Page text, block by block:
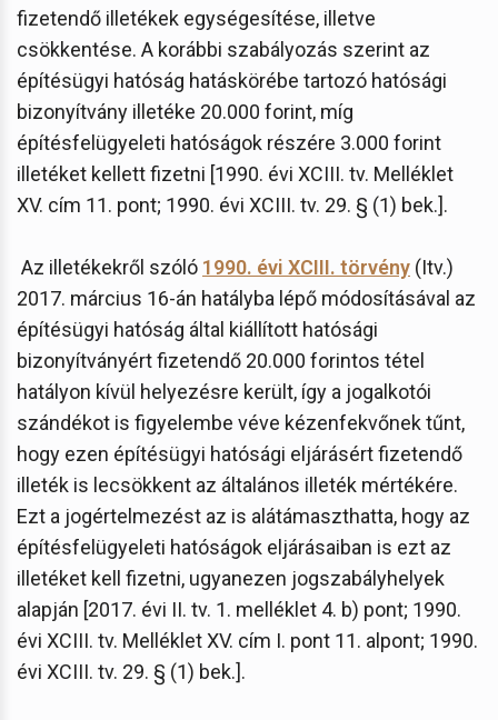
fizetendő illetékek egységesítése, illetve
csökkentése. A korábbi szabályozás szerint az
építésügyi hatóság hatáskörébe tartozó hatósági
bizonyítvány illetéke 20.000 forint, míg
építésfelügyeleti hatóságok részére 3.000 forint
illetéket kellett fizetni [1990. évi XCIII. tv. Melléklet
XV. cím 11. pont; 1990. évi XCIII. tv. 29. § (1) bek.].
Az illetékekről szóló 1990. évi XCIII. törvény (Itv.)
2017. március 16-án hatályba lépő módosításával az
építésügyi hatóság által kiállított hatósági
bizonyítványért fizetendő 20.000 forintos tétel
hatályon kívül helyezésre került, így a jogalkotói
szándékot is figyelembe véve kézenfekvőnek tűnt,
hogy ezen építésügyi hatósági eljárásért fizetendő
illeték is lecsökkent az általános illeték mértékére.
Ezt a jogértelmezést az is alátámaszthatta, hogy az
építésfelügyeleti hatóságok eljárásaiban is ezt az
illetéket kell fizetni, ugyanezen jogszabályhelyek
alapján [2017. évi II. tv. 1. melléklet 4. b) pont; 1990.
évi XCIII. tv. Melléklet XV. cím I. pont 11. alpont; 1990.
évi XCIII. tv. 29. § (1) bek.].